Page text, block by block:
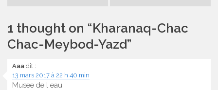
l’article
1 thought on “Kharanaq-Chac
Chac-Meybod-Yazd”
Aaa dit :
13 mars 2017 à 22 h 40 min
Musee de l eau